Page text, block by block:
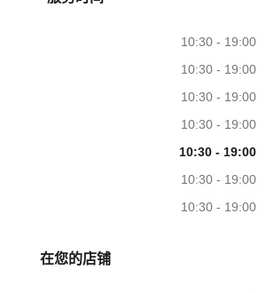
10:30 - 19:00
10:30 - 19:00
10:30 - 19:00
10:30 - 19:00
10:30 - 19:00
10:30 - 19:00
10:30 - 19:00
在您的店铺